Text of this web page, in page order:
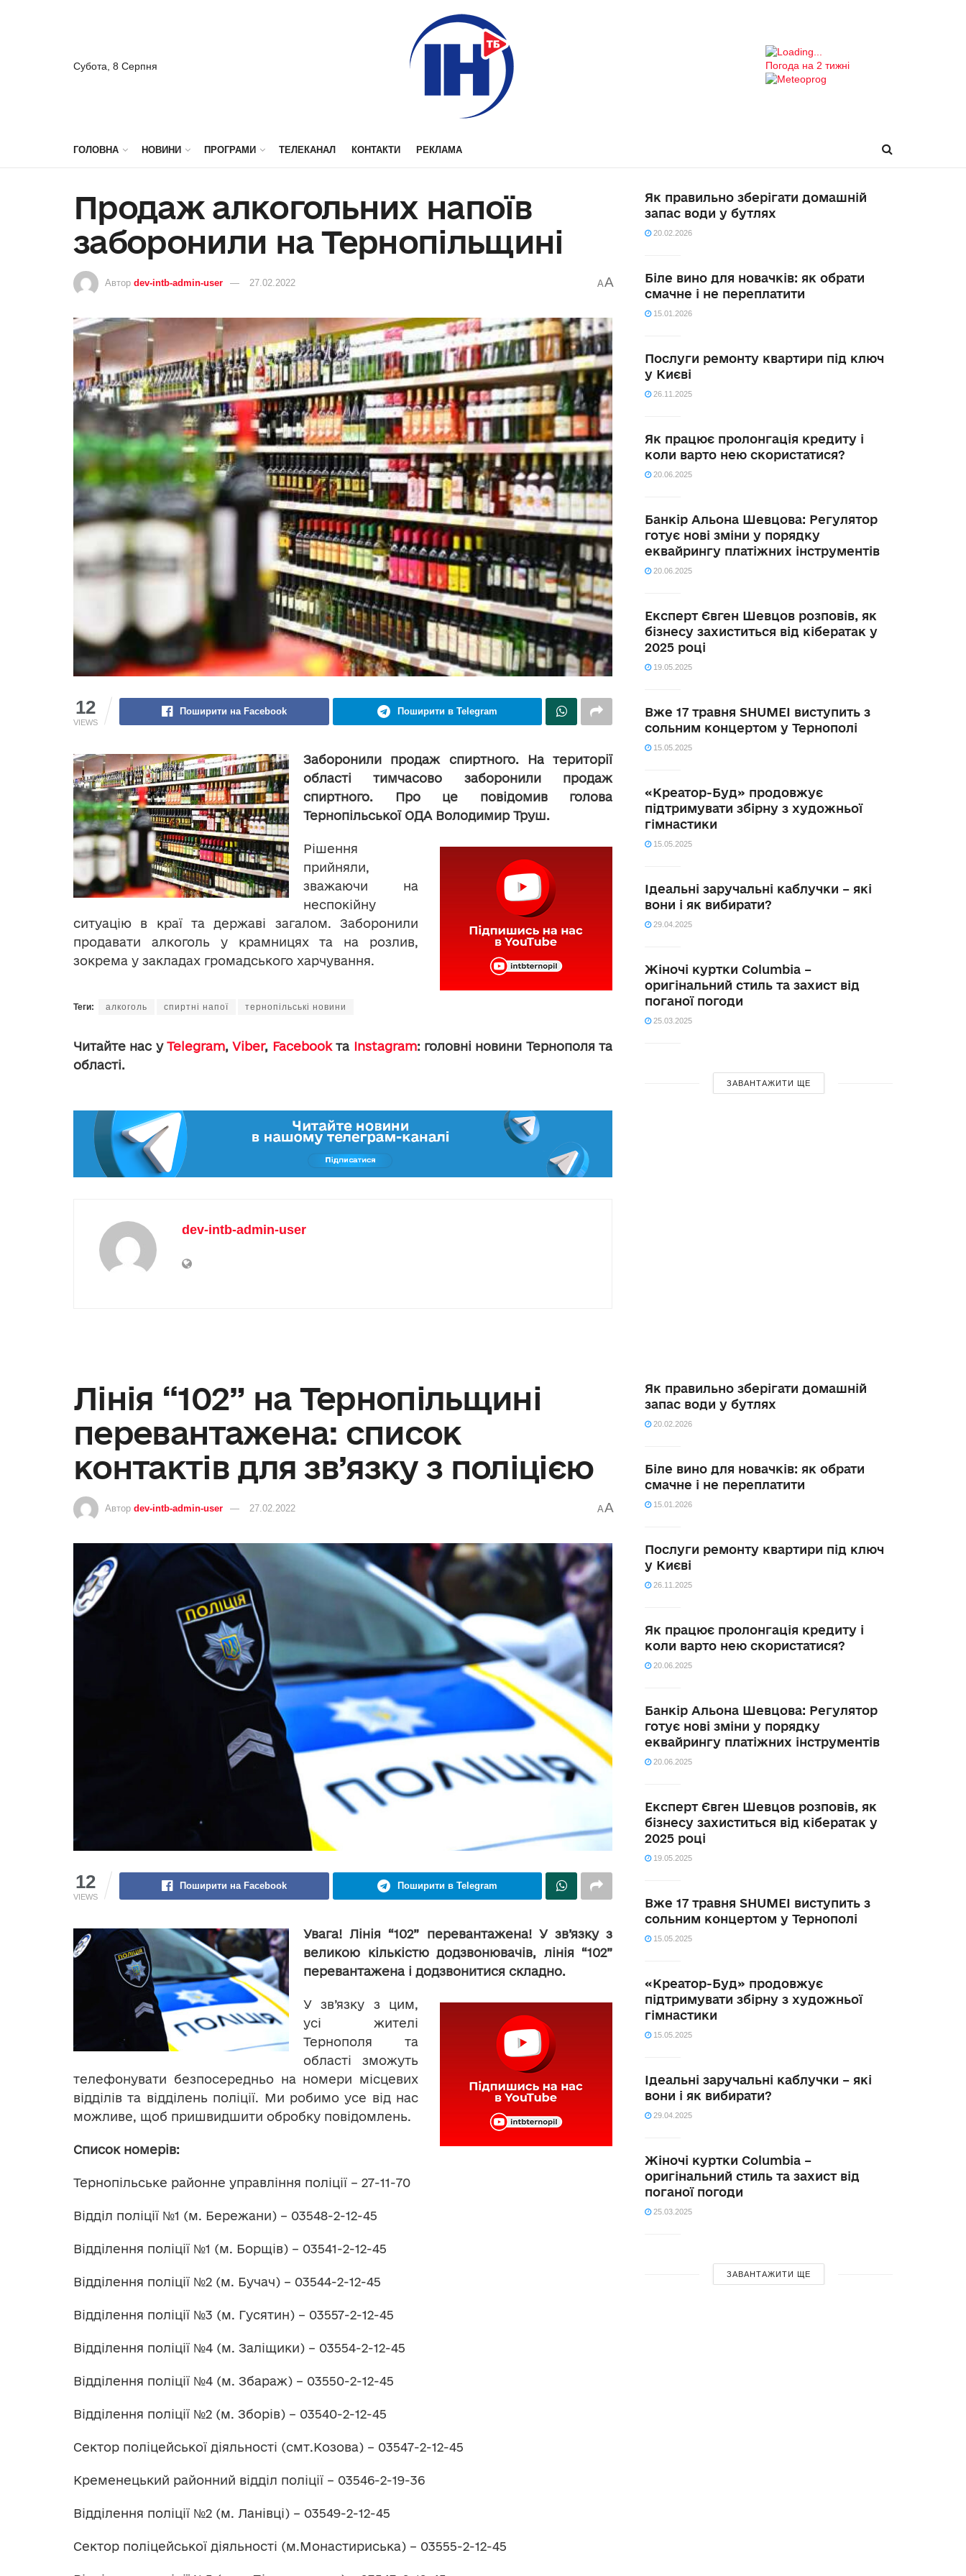
Субота, 8 Серпня Погода на 2 тижні
ГОЛОВНА НОВИНИ ПРОГРАМИ ТЕЛЕКАНАЛ КОНТАКТИ РЕКЛАМА
Продаж алкогольних напоїв
заборонили на Тернопільщині
Автор dev-intb-admin-user 27.02.2022 AA
12
VIEWS
Поширити на Facebook Поширити в Telegram
Заборонили продаж спиртного. На території
області тимчасово заборонили продаж
спиртного. Про це повідомив голова
Тернопільської ОДА Володимир Труш.
Рішення
прийняли,
зважаючи на
неспокійну
ситуацію в краї та державі загалом. Заборонили
продавати алкоголь у крамницях та на розлив,
зокрема у закладах громадського харчування.
Теги: алкоголь спиртні напої тернопільські новини
Читайте нас уTelegram,Viber, Facebookта Instagram: головні новини Тернополя та
області.
dev-intb-admin-user
Як правильно зберігати домашній
запас води у бутлях
20.02.2026
Біле вино для новачків: як обрати
смачне і не переплатити
15.01.2026
Послуги ремонту квартири під ключ
у Києві
26.11.2025
Як працює пролонгація кредиту і
коли варто нею скористатися?
20.06.2025
Банкір Альона Шевцова: Регулятор
готує нові зміни у порядку
еквайрингу платіжних інструментів
20.06.2025
Експерт Євген Шевцов розповів, як
бізнесу захиститься від кібератак у
2025 році
19.05.2025
Вже 17 травня SHUMEI виступить з
сольним концертом у Тернополі
15.05.2025
«Креатор-Буд» продовжує
підтримувати збірну з художньої
гімнастики
15.05.2025
Ідеальні заручальні каблучки – які
вони і як вибирати?
29.04.2025
Жіночі куртки Columbia –
оригінальний стиль та захист від
поганої погоди
25.03.2025
ЗАВАНТАЖИТИ ЩЕ
Лінія “102” на Тернопільщині
перевантажена: список
контактів для зв’язку з поліцією
Автор dev-intb-admin-user 27.02.2022 AA
12
VIEWS
Поширити на Facebook Поширити в Telegram
Увага! Лінія “102” перевантажена! У зв’язку з
великою кількістю додзвонювачів, лінія “102”
перевантажена і додзвонитися складно.
У зв’язку з цим,
усі жителі
Тернополя та
області зможуть
телефонувати безпосередньо на номери місцевих
відділів та відділень поліції. Ми робимо усе від нас
можливе, щоб пришвидшити обробку повідомлень.
Список номерів:
Тернопiльське районне управління поліції – 27-11-70
Відділ поліції №1 (м. Бережани) – 03548-2-12-45
Відділення поліції №1 (м. Борщів) – 03541-2-12-45
Відділення поліції №2 (м. Бучач) – 03544-2-12-45
Відділення поліції №3 (м. Гусятин) – 03557-2-12-45
Відділення поліції №4 (м. Заліщики) – 03554-2-12-45
Відділення поліції №4 (м. Збараж) – 03550-2-12-45
Відділення поліції №2 (м. Зборів) – 03540-2-12-45
Сектор поліцейської діяльності (смт.Козова) – 03547-2-12-45
Кременецький районний відділ поліції – 03546-2-19-36
Відділення поліції №2 (м. Ланівці) – 03549-2-12-45
Сектор поліцейської діяльності (м.Монастириська) – 03555-2-12-45
Як правильно зберігати домашній
запас води у бутлях
20.02.2026
Біле вино для новачків: як обрати
смачне і не переплатити
15.01.2026
Послуги ремонту квартири під ключ
у Києві
26.11.2025
Як працює пролонгація кредиту і
коли варто нею скористатися?
20.06.2025
Банкір Альона Шевцова: Регулятор
готує нові зміни у порядку
еквайрингу платіжних інструментів
20.06.2025
Експерт Євген Шевцов розповів, як
бізнесу захиститься від кібератак у
2025 році
19.05.2025
Вже 17 травня SHUMEI виступить з
сольним концертом у Тернополі
15.05.2025
«Креатор-Буд» продовжує
підтримувати збірну з художньої
гімнастики
15.05.2025
Ідеальні заручальні каблучки – які
вони і як вибирати?
29.04.2025
Жіночі куртки Columbia –
оригінальний стиль та захист від
поганої погоди
25.03.2025
ЗАВАНТАЖИТИ ЩЕ